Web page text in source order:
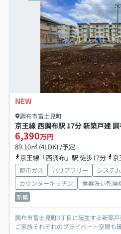
NEW
調布市富士見町
6,390万円
89.10㎡ (4LDK) /予定
京王線「西調布」駅 徒歩17分
京
都市ガス バリアフリー
システ
カウンターキッチン
食器洗い乾燥
新築
調布市富士見町3丁目に誕生する新築戸
ご家族それぞれのプライベート空間も